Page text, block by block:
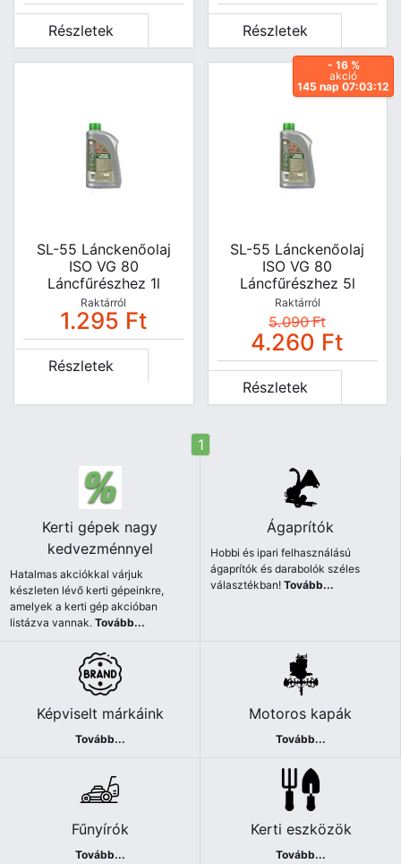
Részletek Részletek
SL-55 Lánckenőolaj
ISO VG 80
Láncfűrészhez 1l
Raktárról
1.295 Ft
Részletek
- 16 %
akció
145 nap 07:03:11
SL-55 Lánckenőolaj
ISO VG 80
Láncfűrészhez 5l
Raktárról
5.090Ft
4.260 Ft
Részletek
1
Kerti gépek nagy
kedvezménnyel
Hatalmas akciókkal várjuk
készleten lévő kerti gépeinkre,
amelyek a kerti gép akcióban
listázva vannak.Tovább...
Ágaprítók
Hobbi és ipari felhasználású
ágaprítók és darabolók széles
választékban!Tovább...
Képviselt márkáink
Tovább...
Motoros kapák
Tovább...
Fűnyírók
Tovább...
Kerti eszközök
Tovább...